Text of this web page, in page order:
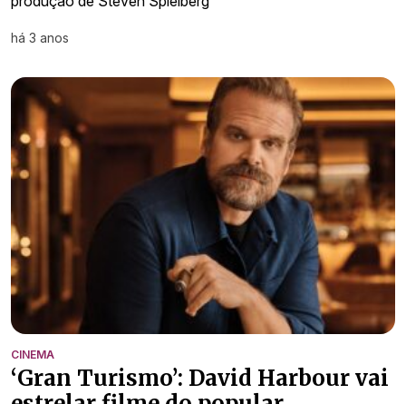
há 3 anos
CINEMA
‘Gran Turismo’: David Harbour vai